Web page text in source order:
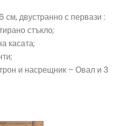
см, двустранно с первази :
стъкло;
касата;
и насрещник – Овал и 3